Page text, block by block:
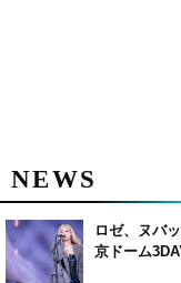
NEWS
ロゼ、ヌバ
京ドーム